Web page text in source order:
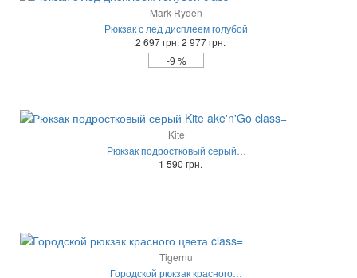
Mark Ryden
Рюкзак с лед дисплеем голубой
2 697 грн. 2 977 грн.
-9 %
Kite
Рюкзак подростковый серый…
1 590 грн.
Tigernu
Городской рюкзак красного…